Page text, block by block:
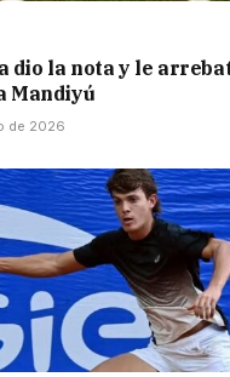
dio la nota y le
Mandiyú
de 2026